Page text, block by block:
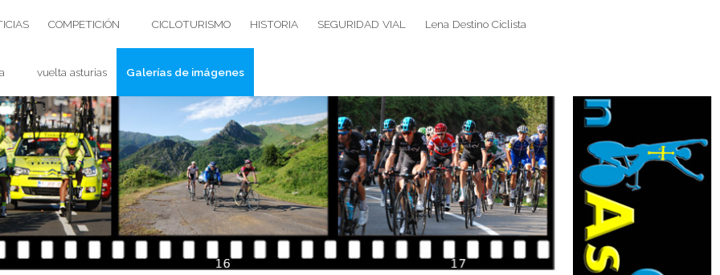
COMPETICIÓN CICLOTURISMO HISTORIA SEGURIDAD VIAL Lena Destino Ciclista
vuelta asturias Galerías de imágenes